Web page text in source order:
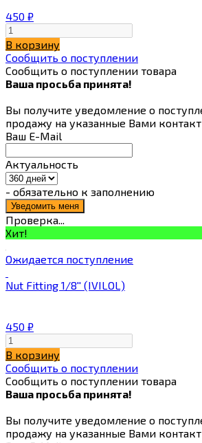
450 ₽
В корзину
Сообщить о поступлении
Сообщить о поступлении товара
Ваша просьба принята!
Вы получите уведомление о
продажу на указанные Вами
Ваш E-Mail
Актуальность
- обязательно к заполнению
Проверка...
Хит!
Ожидается поступление
Nut Fitting 1/8'' (IVILOL)
450 ₽
В корзину
Сообщить о поступлении
Сообщить о поступлении товара
Ваша просьба принята!
Вы получите уведомление о
продажу на указанные Вами